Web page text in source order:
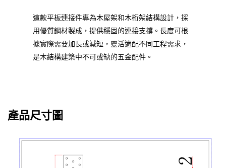
這款平板連接件專為木屋架和木桁架結構設計，採
用優質鋼材製成，提供穩固的連接支撐。長度可根
據實際需要加長或減短，靈活適配不同工程需求，
是木結構建築中不可或缺的五金配件。
產品尺寸圖